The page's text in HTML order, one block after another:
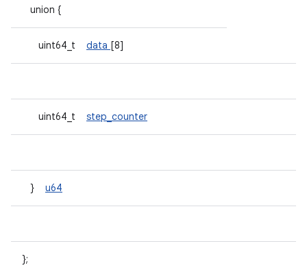
union {
uint64_t data [8]
uint64_t step_counter
} u64
};